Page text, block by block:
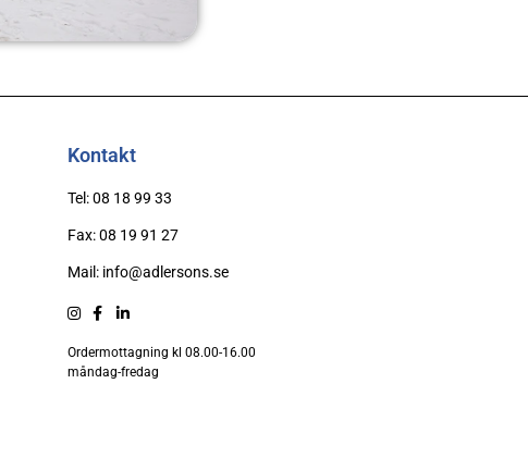
Kontakt
Tel: 08 18 99 33
Fax: 08 19 91 27
Mail: info@adlersons.se
Ordermottagning kl 08.00-16.00
måndag-fredag